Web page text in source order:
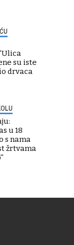
su iste
drvaca
u 18
s nama
žrtvama